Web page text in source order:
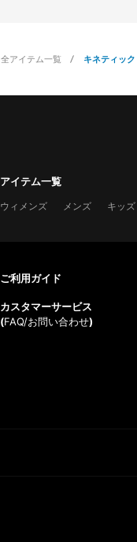
全アイテム一覧 キネティッ
アイテム一覧
ウィメンズ メンズ キッズ
ご利用ガイド
カスタマーサービス
(FAQ/お問い合わせ)